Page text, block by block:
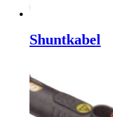
Shuntkabel